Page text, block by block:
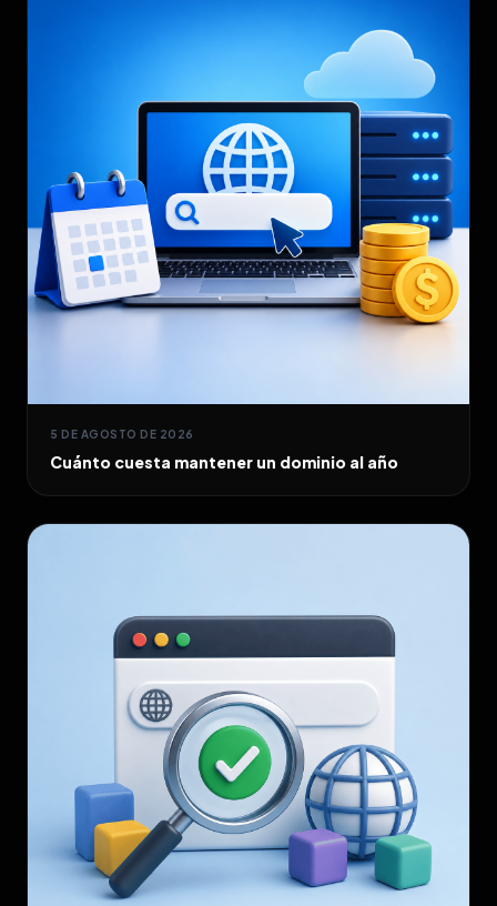
5 DE AGOSTO DE 2026
Cuánto cuesta mantener un dominio al año